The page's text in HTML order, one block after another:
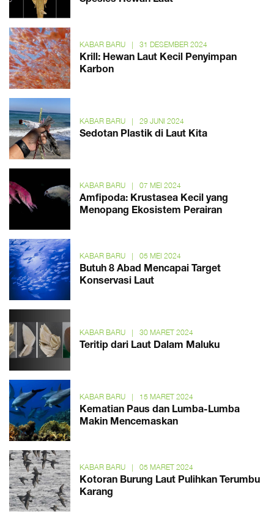
KABAR BARU | 31 DESEMBER 2024
Krill: Hewan Laut Kecil Penyimpan
Karbon
KABAR BARU | 29 JUNI 2024
Sedotan Plastik di Laut Kita
KABAR BARU | 07 MEI 2024
Amfipoda: Krustasea Kecil yang
Menopang Ekosistem Perairan
KABAR BARU | 05 MEI 2024
Butuh 8 Abad Mencapai Target
Konservasi Laut
KABAR BARU | 30 MARET 2024
Teritip dari Laut Dalam Maluku
KABAR BARU | 15 MARET 2024
Kematian Paus dan Lumba-Lumba
Makin Mencemaskan
KABAR BARU | 05 MARET 2024
Kotoran Burung Laut Pulihkan Terumbu
Karang